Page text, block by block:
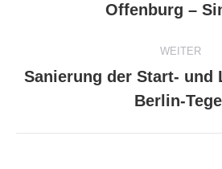
project:
Offenburg –
WEITER
project:
Sanierung der Start- und
Berlin-Tegel